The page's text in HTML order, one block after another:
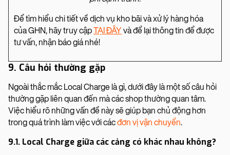
Để tìm hiểu chi tiết về dịch vụ kho bãi và xử lý hàng hóa
của GHN, hãy truy cậpTẠI ĐÂY và để lại thông tin để được
tư vấn, nhận báo giá nhé!
9. Câu hỏi thường gặp
Ngoài thắc mắc Local Charge là gì, dưới đây là một số câu hỏi
thường gặp liên quan đến mà các shop thường quan tâm.
Việc hiểu rõ những vấn đề này sẽ giúp bạn chủ động hơn
trong quá trình làm việc với cácđơn vị vận chuyển.
9.1. Local Charge giữa các cảng có khác nhau không?